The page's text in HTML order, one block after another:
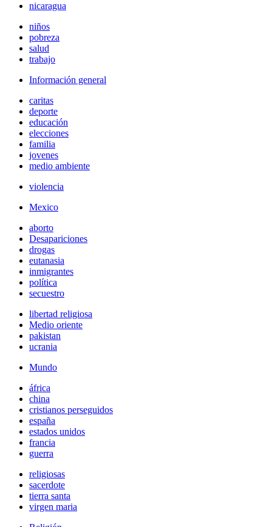
nicaragua
niños
pobreza
salud
trabajo
Información general
caritas
deporte
educación
elecciones
familia
jovenes
medio ambiente
violencia
Mexico
aborto
Desapariciones
drogas
eutanasia
inmigrantes
política
secuestro
libertad religiosa
Medio oriente
pakistan
ucrania
Mundo
áfrica
china
cristianos perseguidos
españa
estados unidos
francia
guerra
religiosas
sacerdote
tierra santa
virgen maria